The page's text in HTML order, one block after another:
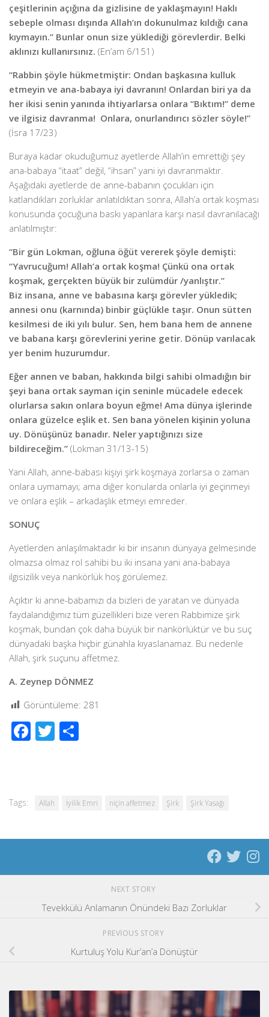
çeşitlerinin açığına da gizlisine de yaklaşmayın! Haklı
sebeple olması dışında Allah’ın dokunulmaz kıldığı cana
kıymayın.” Bunlar onun size yüklediği görevlerdir. Belki
aklınızı kullanırsınız. (En’am 6/151)
“Rabbin şöyle hükmetmiştir: Ondan başkasına kulluk
etmeyin ve ana-babaya iyi davranın! Onlardan biri ya da
her ikisi senin yanında ihtiyarlarsa onlara “Bıktım!” deme
ve ilgisiz davranma! Onlara, onurlandırıcı sözler söyle!”
(İsra 17/23)
Buraya kadar okuduğumuz ayetlerde Allah’ın emrettiği şey
ana-babaya “itaat” değil, “ihsan” yani iyi davranmaktır.
Aşağıdaki ayetlerde de anne-babanın çocukları için
katlandıkları zorluklar anlatıldıktan sonra, Allah’a ortak koşması
konusunda çocuğuna baskı yapanlara karşı nasıl davranılacağı
anlatılmıştır:
“Bir gün Lokman, oğluna öğüt vererek şöyle demişti:
“Yavrucuğum! Allah’a ortak koşma! Çünkü ona ortak
koşmak, gerçekten büyük bir zulümdür /yanlıştır.”
Biz insana, anne ve babasına karşı görevler yükledik;
annesi onu (karnında) binbir güçlükle taşır. Onun sütten
kesilmesi de iki yılı bulur. Sen, hem bana hem de annene
ve babana karşı görevlerini yerine getir. Dönüp varılacak
yer benim huzurumdur.
Eğer annen ve baban, hakkında bilgi sahibi olmadığın bir
şeyi bana ortak sayman için seninle mücadele edecek
olurlarsa sakın onlara boyun eğme! Ama dünya işlerinde
onlara güzelce eşlik et. Sen bana yönelen kişinin yoluna
uy. Dönüşünüz banadır. Neler yaptığınızı size
bildireceğim.” (Lokman 31/13-15)
Yani Allah, anne-babası kişiyi şirk koşmaya zorlarsa o zaman
onlara uymamayı; ama diğer konularda onlarla iyi geçinmeyi
ve onlara eşlik – arkadaşlık etmeyi emreder.
SONUÇ
Ayetlerden anlaşılmaktadır ki bir insanın dünyaya gelmesinde
olmazsa olmaz rol sahibi bu iki insana yani ana-babaya
ilgisizilik veya nankörlük hoş görülemez.
Açıktır ki anne-babamızı da bizleri de yaratan ve dünyada
faydalandığımız tüm güzellikleri bize veren Rabbimize şirk
koşmak, bundan çok daha büyük bir nankörlüktür ve bu suç
dünyadaki başka hiçbir günahla kıyaslanamaz. Bu nedenle
Allah, şirk suçunu affetmez.
A. Zeynep DÖNMEZ
Görüntüleme: 281
Facebook
Twitter
Tags: Allah İyilik Emri niçin affetmez Şirk Şirk Yasağı
NEXT STORY
Tevekkülü Anlamanın Önündeki Bazı Zorluklar
PREVIOUS STORY
Kurtuluş Yolu Kur’an’a Dönüştür